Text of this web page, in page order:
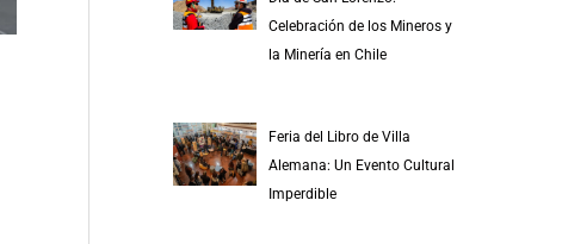
Celebración de los Mineros y
la Minería en Chile
Feria del Libro de Villa
Alemana: Un Evento Cultural
Imperdible